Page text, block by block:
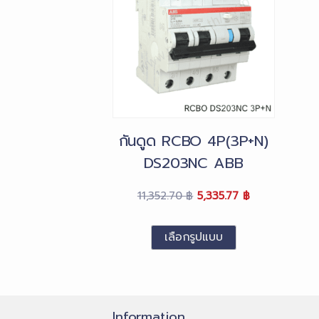
กันดูด RCBO 4P(3P+N)
DS203NC ABB
11,352.70฿ Original
was:
11,352.70 ฿.
5,335.77 ฿Current
เลือกรูปแบบ